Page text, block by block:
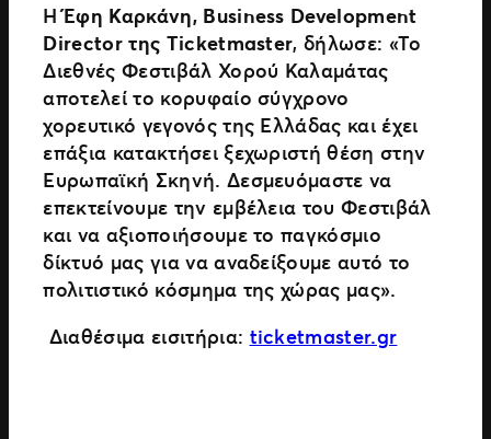
ΗΈφη Καρκάνη, Business Development
Director της Ticketmaster, δήλωσε: «Το
Διεθνές Φεστιβάλ Χορού Καλαμάτας
αποτελεί το κορυφαίο σύγχρονο
χορευτικό γεγονός της Ελλάδας και έχει
επάξια κατακτήσει ξεχωριστή θέση στην
Ευρωπαϊκή Σκηνή. Δεσμευόμαστε να
επεκτείνουμε την εμβέλεια του Φεστιβάλ
και να αξιοποιήσουμε το παγκόσμιο
δίκτυό μας για να αναδείξουμε αυτό το
πολιτιστικό κόσμημα της χώρας μας».
Διαθέσιμα εισιτήρια: ticketmaster.gr